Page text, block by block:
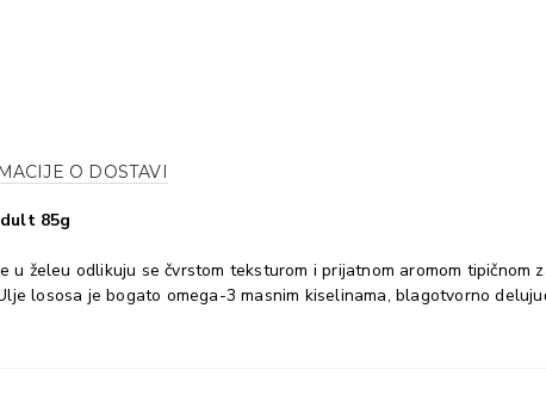
O DOSTAVI
85g
u želeu odlikuju se čvrstom teksturom i prijatnom aromom
lososa je bogato omega-3 masnim kiselinama, blagotvorno